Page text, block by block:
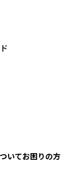
いてお困りの方